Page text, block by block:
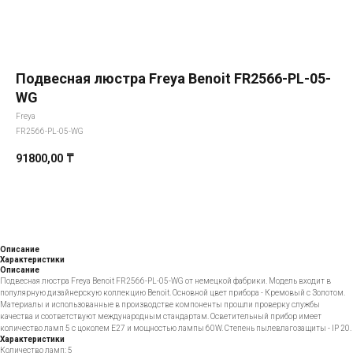
Подвесная люстра Freya Benoit FR2566-PL-05-
WG
Freya
FR2566-PL-05-WG
91800,00 ₸
Описание
Характеристики
Описание
Подвесная люстра Freya Benoit FR2566-PL-05-WG от немецкой фабрики. Модель входит в
популярную дизайнерскую коллекцию Benoit. Основной цвет прибора - Кремовый с Золотом.
Материалы и использованные в производстве компоненты прошли проверку службы
качества и соответствуют международным стандартам. Осветительный прибор имеет
количество ламп 5 с цоколем E27 и мощностью лампы 60W. Степень пылевлагозащиты - IP 20.
Характеристики
Количество ламп: 5